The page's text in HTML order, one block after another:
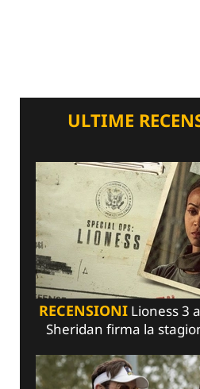
ULTIME
RECENSIONILioness 3
Sheridan firma la